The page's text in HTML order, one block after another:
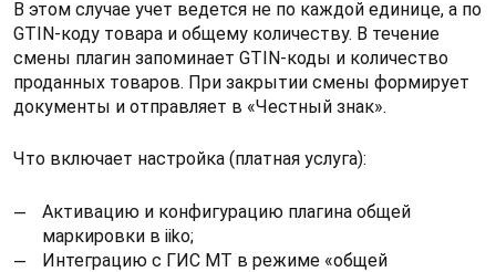
В этом случае учет ведется не по каждой единице, а по
GTIN-коду товара и общему количеству. В течение
смены плагин запоминает GTIN-коды и количество
проданных товаров. При закрытии смены формирует
документы и отправляет в «Честный знак».
Что включает настройка (платная услуга):
Активацию и конфигурацию плагина общей
маркировки в iiko;
Интеграцию с ГИС МТ в режиме «общей